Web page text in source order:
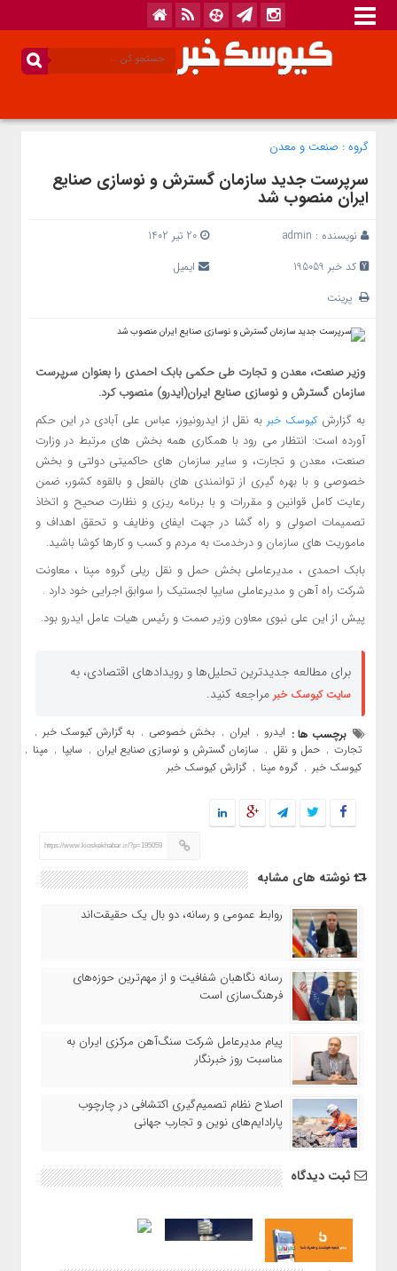
گروه : صنعت و معدن
سرپرست جدید سازمان گسترش و نوسازی صنایع
ایران منصوب شد
نویسنده : admin
20 تیر 1402
کد خبر 195059
ایمیل
پرینت
وزیر صنعت، معدن و تجارت طی حکمی بابک احمدی را بعنوان سرپرست
سازمان گسترش و نوسازی صنایع ایران(ایدرو) منصوب کرد.
به گزارش کیوسک خبر به نقل از ایدرونیوز، عباس علی آبادی در این حکم
آورده است: انتظار می رود با همکاری همه بخش های مرتبط در وزارت
صنعت، معدن و تجارت، و سایر سازمان های حاکمیتی دولتی و بخش
خصوصی و با بهره گیری از توانمندی های بالفعل و بالقوه کشور، ضمن
رعایت کامل قوانین و مقررات و با برنامه ریزی و نظارت صحیح و اتخاذ
تصمیمات اصولی و راه گشا در جهت ایفای وظایف و تحقق اهداف و
ماموریت های سازمان و درخدمت به مردم و کسب و کارها کوشا باشید.
بابک احمدی ، مدیرعاملی بخش حمل و نقل ریلی گروه مپنا ، معاونت
شرکت راه آهن و مدیرعاملی سایپا لجستیک را سوابق اجرایی خود دارد .
پیش از این علی نبوی معاون وزیر صمت و رئیس هیات عامل ایدرو بود.
برای مطالعه جدیدترین تحلیل‌ها و رویدادهای اقتصادی، به
سایت کیوسک خبر مراجعه کنید.
برچسب ها : ایدرو , ایران , بخش خصوصی , به گزارش کیوسک خبر ,
تجارت , حمل و نقل , سازمان گسترش و نوسازی صنایع ایران , سایپا , مپنا ,
کیوسک خبر , گروه مپنا , گزارش کیوسک خبر
https://www.kioskekhabar.ir/?p=195059
نوشته های مشابه
روابط عمومی و رسانه، دو بال یک حقیقت‌اند
رسانه نگاهبان شفافیت و از مهم‌ترین حوزه‌های
فرهنگ‌سازی است
پیام مدیرعامل شرکت سنگ‌آهن مرکزی ایران به
مناسبت روز خبرنگار
اصلاح نظام تصمیم‌گیری اکتشافی در چارچوب
پارادایم‌های نوین و تجارب جهانی
ثبت دیدگاه